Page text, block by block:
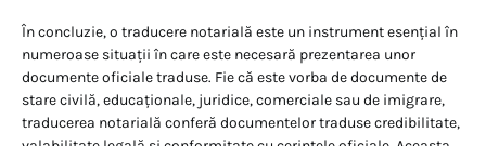
În concluzie, o traducere notarială este un instrument esențial în
numeroase situații în care este necesară prezentarea unor
documente oficiale traduse. Fie că este vorba de documente de
stare civilă, educaționale, juridice, comerciale sau de imigrare,
traducerea notarială conferă documentelor traduse credibilitate,